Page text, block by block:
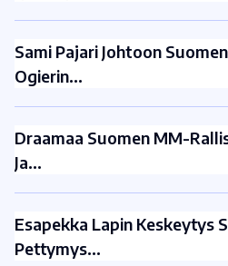
Sami Pajari Johtoon
Ogierin…
Draamaa Suomen MM-
Ja…
Esapekka Lapin Keskeytys
Pettymys…